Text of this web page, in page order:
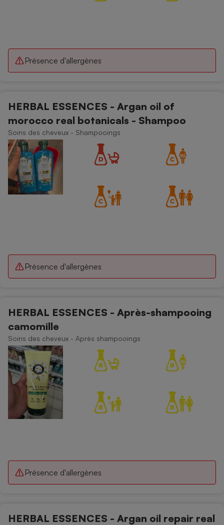
Présence d'allergènes
HERBAL ESSENCES - Argan oil of
morocco real botanicals - Shampoo
Soins des cheveux - Shampooings
Présence d'allergènes
HERBAL ESSENCES - Après-shampooing
camomille
Soins des cheveux - Après shampooings
Présence d'allergènes
HERBAL ESSENCES - Argan oil repair real